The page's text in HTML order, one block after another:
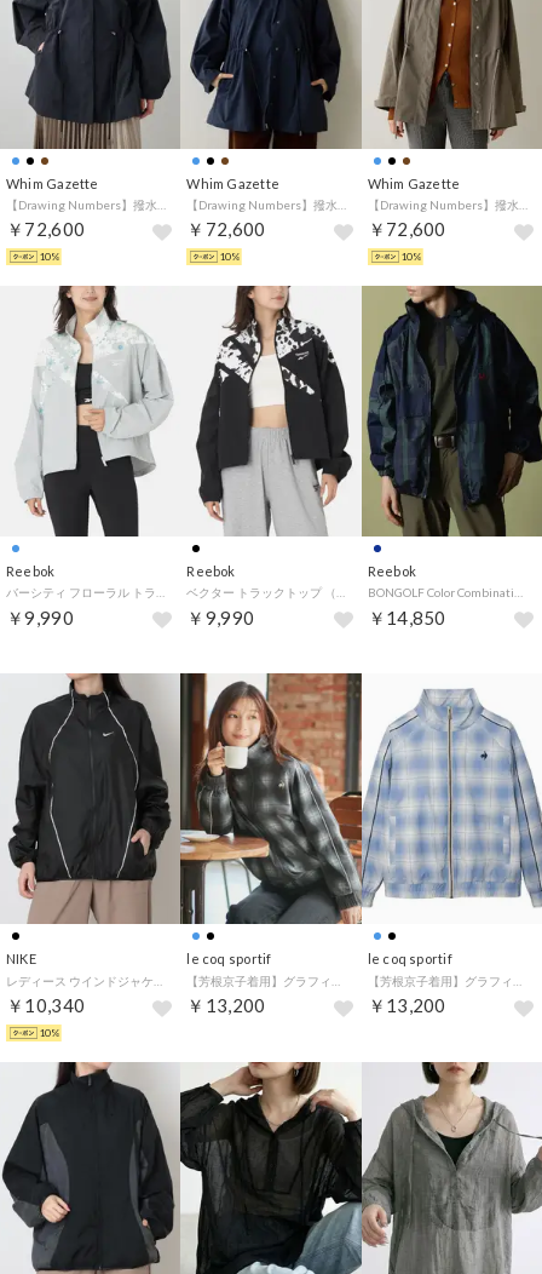
Whim Gazette
￥72,600
10%
Whim Gazette
￥72,600
10%
Whim Gazette
￥72,600
10%
Reebok
￥9,990
Reebok
￥9,990
Reebok
￥14,850
NIKE
￥10,340
10%
le coq sportif
￥13,200
le coq sportif
￥13,200